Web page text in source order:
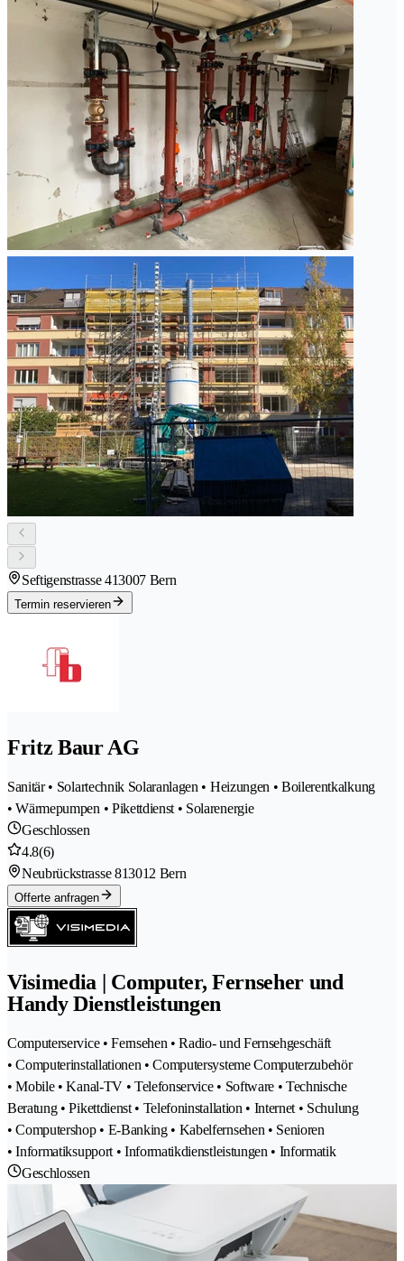
Seftigenstrasse 413007 Bern
Termin reservieren
Fritz Baur AG
Sanitär • Solartechnik Solaranlagen • Heizungen • Boilerentkalkung
• Wärmepumpen • Pikettdienst • Solarenergie
Geschlossen
4.8(6)
Neubrückstrasse 813012 Bern
Offerte anfragen
Visimedia | Computer, Fernseher und
Handy Dienstleistungen
Computerservice • Fernsehen • Radio- und Fernsehgeschäft
• Computerinstallationen • Computersysteme Computerzubehör
• Mobile • Kanal-TV • Telefonservice • Software • Technische
Beratung • Pikettdienst • Telefoninstallation • Internet • Schulung
• Computershop • E-Banking • Kabelfernsehen • Senioren
• Informatiksupport • Informatikdienstleistungen • Informatik
Geschlossen